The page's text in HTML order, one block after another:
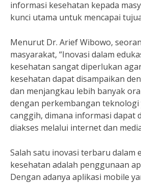
informasi kesehatan kepada
kunci utama untuk mencapai
Menurut Dr. Arief Wibowo,
masyarakat, “Inovasi dalam
kesehatan sangat diperlukan
kesehatan dapat disampaikan
dan menjangkau lebih banyak
dengan perkembangan teknologi
canggih, dimana informasi dapat
diakses melalui internet dan
Salah satu inovasi terbaru dalam
kesehatan adalah penggunaan
Dengan adanya aplikasi mobile